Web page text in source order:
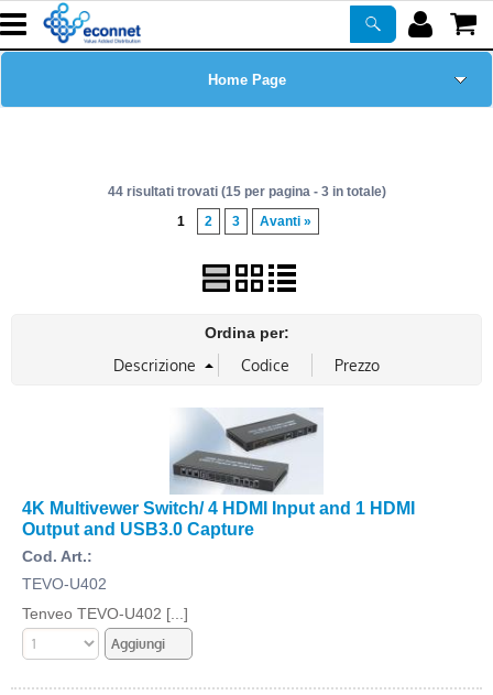
Home Page
Prodotti
Certificazioni
Newsletter
PROMO ATTIVE
44 risultati trovati (15 per pagina - 3 in totale)
1
2 3 Avanti »
Ordina per:
4K Multivewer Switch/ 4 HDMI Input and 1 HDMI
Output and USB3.0 Capture
Cod. Art.:
TEVO-U402
Tenveo TEVO-U402 [...]